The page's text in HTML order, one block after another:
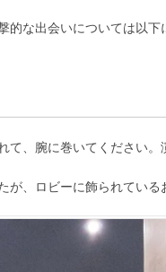
的な出会いについては以
、腕に巻いてください。
、ロビーに飾られている